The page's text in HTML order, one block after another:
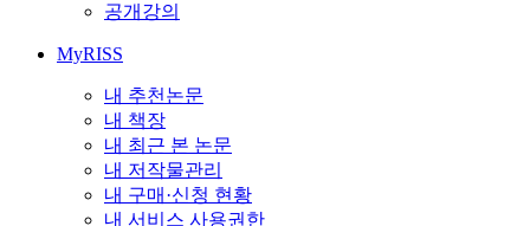
공개강의
MyRISS
내 추천논문
내 책장
내 최근 본 논문
내 저작물관리
내 구매·신청 현황
내 서비스 사용권한